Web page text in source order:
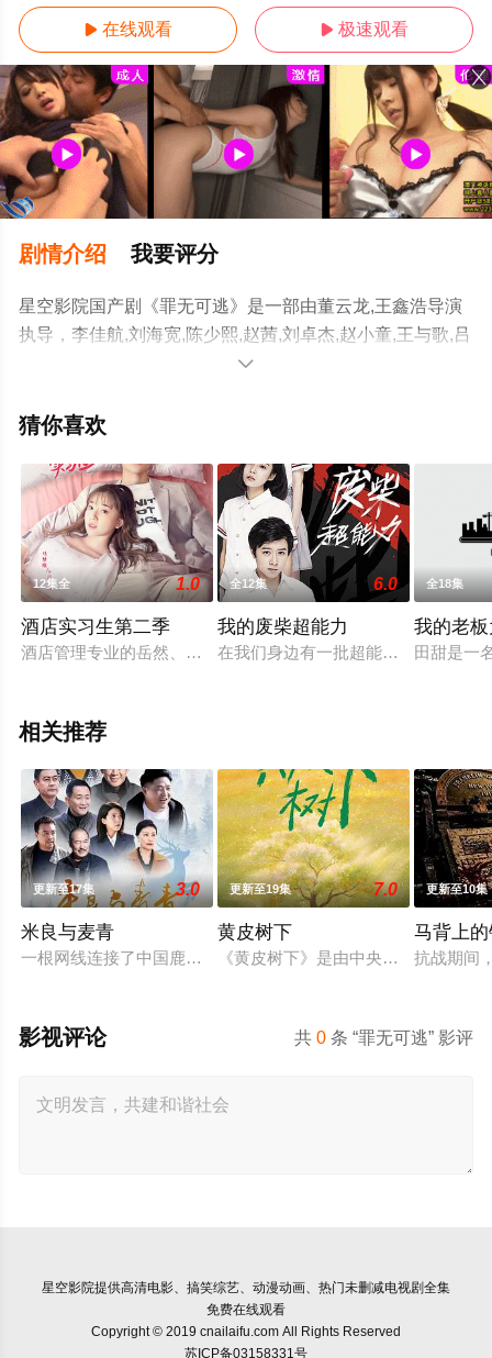
 在线观看  极速观看
剧情介绍 我要评分
星空影院国产剧《罪无可逃》是一部由董云龙,王鑫浩导演
执导，李佳航,刘海宽,陈少熙,赵茜,刘卓杰,赵小童,王与歌,吕
钊等演员精彩演绎的大陆电视剧，手机免费观看高清无删
至豆瓣电视剧、电视猫或剧情网等平台了解。

猜你喜欢
12集全 1.0
酒店实习生第二季
酒店管理专业的岳然、宁佳佳、苏珊、罗非、陆吴等人，来到
全12集 6.0
我的废柴超能力
在我们身边有一批超能力者，他们的
全18集
我的老
田甜是一
相关推荐
更新至17集 3.0
米良与麦青
一根网线连接了中国鹿鸣村和英国牛津，麦香通过视频向米良
更新至19集 7.0
黄皮树下
《黄皮树下》是由中央广播电视总
更新至10集
马背上
抗战期间
共0 条 “罪无可逃” 影评
影视评论
星空影院提供高清电影、搞笑综艺、动漫动画、热门未删减电视剧全集
免费在线观看
Copyright © 2019 cnailaifu.com All Rights Reserved
苏ICP备03158331号